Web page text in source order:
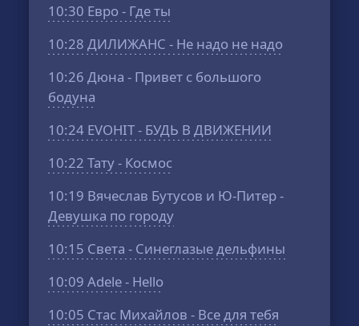
10:30 Евро - Где ты
10:28 ДИЛИЖАНС - Не надо не надо
10:26 Дюна - Привет с большого
бодуна
10:24 EVOHIT - БУДЬ В ДВИЖЕНИИ
10:22 Тату - Космос
10:19 Вячеслав Бутусов и Ю-Питер -
Девушка по городу
10:15 Света - Синеглазые дельфины
10:09 Adele - Hello
10:05 Стас Михайлов - Все для тебя